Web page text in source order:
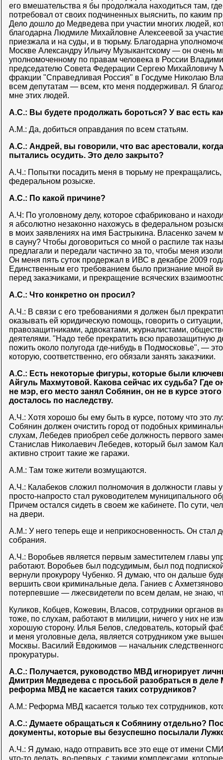
его вмешательства я бы продолжала находиться там,
потребовал от своих подчиненных выяснить, по каким
Дело дошло до Медведева при участии многих людей,
благодарна Людмиле Михайловне Алексеевой за
приезжала и на суды, и в тюрьму. Благодарна
Москве Александру Ильичу Музыкантскому — он очень
уполномоченному по правам человека в России
председателю Совета Федерации Сергею Михайловичу
фракции "Справедливая Россия" в Госдуме Николаю
всем депутатам — всем, кто меня поддерживал. Я
мне этих людей.
А.С.: Вы будете продолжать бороться? У вас есть
А.М.: Да, добиться оправдания по всем статьям.
А.С.: Андрей, вы говорили, что вас арестовали,
пытались осудить. Это дело закрыто?
А.Ч.: Попытки посадить меня в тюрьму не прекращались,
федеральном розыске.
А.С.: По какой причине?
А.Ч: По уголовному делу, которое сфабриковано и
я абсолютно незаконно нахожусь в федеральном
в моих заявлениях на имя Бастрыкина. Власенко зачем
в сауну? Чтобы договориться со мной о распиле так
предлагали и передали частично за то, чтобы меня
Он меня пять суток продержал в ИВС в декабре 2009
Единственным его требованием было признание мной
перед заказчиками, и прекращение всяческих
А.С.: Что конкретно он просил?
А.Ч.: В связи с его требованиями я должен был
оказывать ей юридическую помощь, говорить о ситуации,
правозащитниками, адвокатами, журналистами,
деятелями. "Надо тебе прекратить всю правозащитную
пожить около полугода где-нибудь в Подмосковье", —
которую, соответственно, его обязали занять заказчики.
А.С.: Есть некоторые фигуры, которые были
Айгуль Махмутовой. Какова сейчас их судьба? Где
не мэр, его место занял Собянин, он не в курсе
досталось по наследству.
А.Ч.: Хотя хорошо бы ему быть в курсе, потому что это
Собянин должен очистить город от подобных
слухам, Лебедев приобрел себе должность первого
Станислав Николаевич Лебедев, который был замом
активно строит такие же гаражи.
А.М.: Там тоже жители возмущаются.
А.Ч.: Калабеков сложил полномочия в должности главы
просто-напросто стал руководителем муниципального
Причем остался сидеть в своем же кабинете. По сути,
на двери.
А.М.: У него теперь еще и неприкосновенность. Он стал
собрания.
А.Ч.: Воробьев является первым заместителем главы
работают. Воробьев был подсудимым, был под
вернули прокурору Чубенко. Я думаю, что он дальше
вершить свои криминальные дела. Ганиев с
потерпевшие — лжесвидетели по всем делам, не знаю,
Куликов, Кобцев, Кожевин, Власов, сотрудники органов
тоже, по слухам, работают в милиции, ничего у них не
хорошую сторону. Илья Белов, следователь, который
и меня уголовные дела, является сотрудником уже
Москвы. Василий Евдокимов — начальник
прокуратуры.
А.С.: Получается, руководство МВД игнорирует
Дмитрия Медведева с просьбой разобраться в деле
реформа МВД не касается таких сотрудников?
А.М.: Реформа МВД касается только тех сотрудников,
А.С.: Думаете обращаться к Собянину отдельно?
документы, которые вы безуспешно посылали
А.Ч.: Я думаю, надо отправить все это еще от имени
что-то делать, во-первых, с такими комплексами,